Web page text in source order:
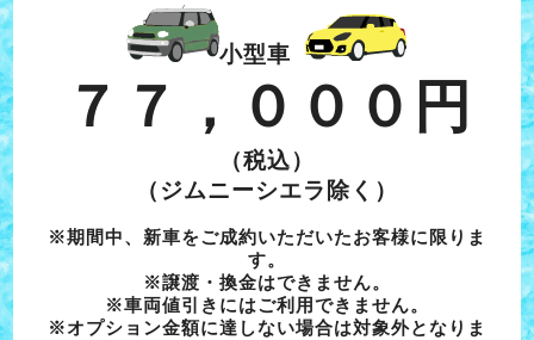
小型車
７７，０００円
（税込）
（ジムニーシエラ除く）
※期間中、新車をご成約いただいたお客様に限りま
す。
※譲渡・換金はできません。
※車両値引きにはご利用できません。
※オプション金額に達しない場合は対象外となりま